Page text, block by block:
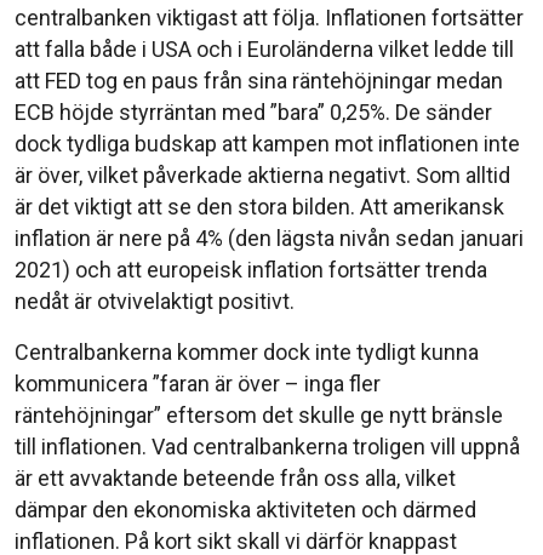
centralbanken viktigast att följa. Inflationen fortsätter
att falla både i USA och i Euroländerna vilket ledde till
att FED tog en paus från sina räntehöjningar medan
ECB höjde styrräntan med ”bara” 0,25%. De sänder
dock tydliga budskap att kampen mot inflationen inte
är över, vilket påverkade aktierna negativt. Som alltid
är det viktigt att se den stora bilden. Att amerikansk
inflation är nere på 4% (den lägsta nivån sedan januari
2021) och att europeisk inflation fortsätter trenda
nedåt är otvivelaktigt positivt.
Centralbankerna kommer dock inte tydligt kunna
kommunicera ”faran är över – inga fler
räntehöjningar” eftersom det skulle ge nytt bränsle
till inflationen. Vad centralbankerna troligen vill uppnå
är ett avvaktande beteende från oss alla, vilket
dämpar den ekonomiska aktiviteten och därmed
inflationen. På kort sikt skall vi därför knappast